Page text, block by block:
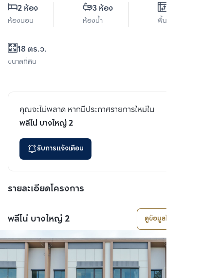
2 ห้อง
ห้องนอน
3 ห้อง
ห้องน้ำ พื้นที่ใช้สอย
18 ตร.ว.
ขนาดที่ดิน
คุณจะไม่พลาด หากมีประกาศรายการใหม่ใน
พลีโน่ บางใหญ่ 2
รับการแจ้งเตือน
รายละเอียดโครงการ
พลีโน่ บางใหญ่ 2 ดูข้อมูลโครงการ